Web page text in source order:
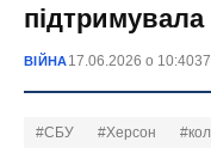
ВІЙНА17.06.2026 о 10:40
#СБУ #Херсон